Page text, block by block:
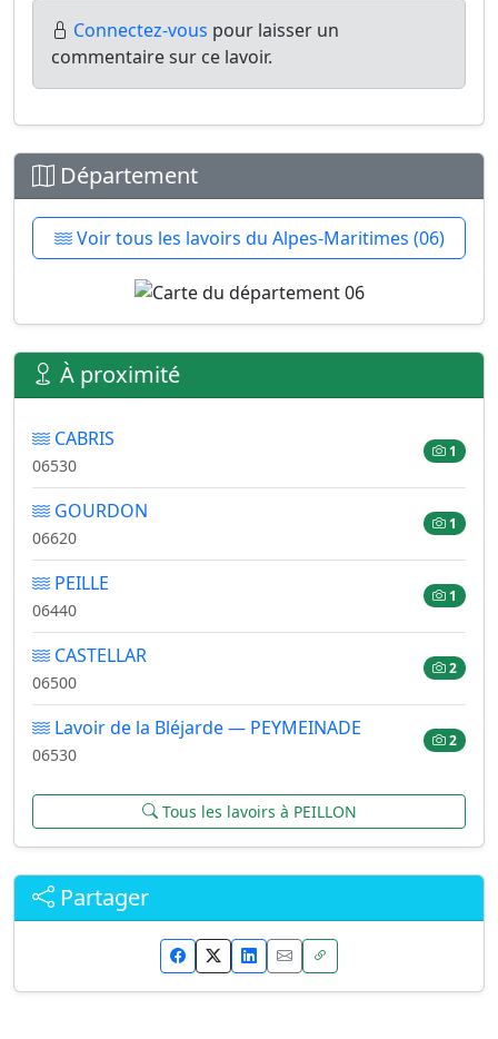
Connectez-vous pour laisser un
commentaire sur ce lavoir.
Département
Voir tous les lavoirs du Alpes-Maritimes (06)
À proximité
CABRIS
06530
1
GOURDON
06620
1
PEILLE
06440
1
CASTELLAR
06500
2
Lavoir de la Bléjarde — PEYMEINADE
06530
2
Tous les lavoirs à PEILLON
Partager